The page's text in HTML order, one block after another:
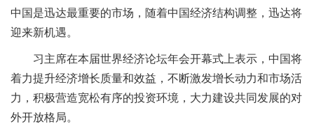
中国是迅达最重要的市场，随着中国经济结构调整，迅达将
迎来新机遇。
习主席在本届世界经济论坛年会开幕式上表示，中国将
着力提升经济增长质量和效益，不断激发增长动力和市场活
力，积极营造宽松有序的投资环境，大力建设共同发展的对
外开放格局。